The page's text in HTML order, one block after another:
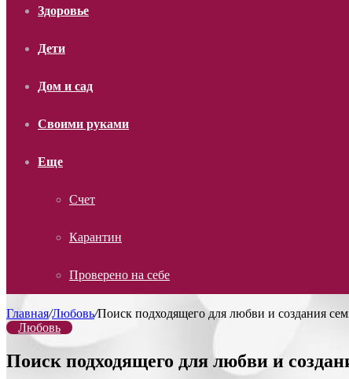
Здоровье
Дети
Дом и сад
Своими руками
Еще
Счет
Карантин
Проверено на себе
Главная/Любовь/Поиск подходящего для любви и создания
Любовь
Поиск подходящего для любви и